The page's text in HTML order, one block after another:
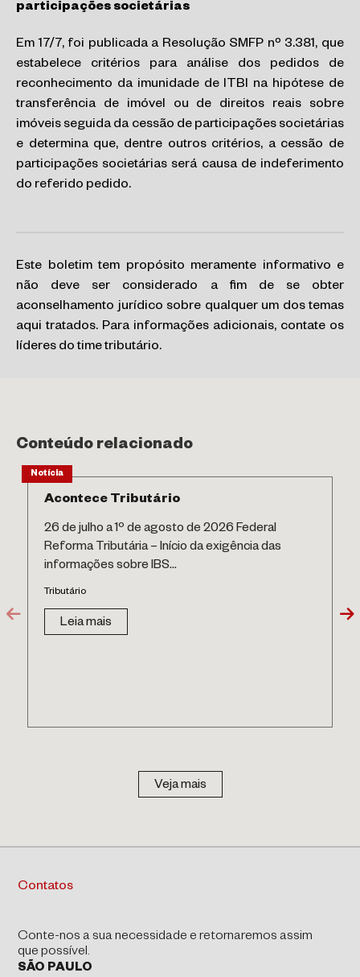
participações societárias
Em 17/7, foi publicada a Resolução SMFP nº 3.381, que
estabelece critérios para análise dos pedidos de
reconhecimento da imunidade de ITBI na hipótese de
transferência de imóvel ou de direitos reais sobre
imóveis seguida da cessão de participações societárias
e determina que, dentre outros critérios, a cessão de
participações societárias será causa de indeferimento
do referido pedido.
Este boletim tem propósito meramente informativo e
não deve ser considerado a fim de se obter
aconselhamento jurídico sobre qualquer um dos temas
aqui tratados. Para informações adicionais, contate os
líderes do time tributário.
Conteúdo relacionado
Notícia
Acontece Tributário
26 de julho a 1º de agosto de 2026 Federal
Reforma Tributária – Início da exigência das
informações sobre IBS...
Tributário
Leia mais
Veja mais
Contatos
Conte-nos a sua necessidade e retornaremos assim
que possível.
SÃO PAULO